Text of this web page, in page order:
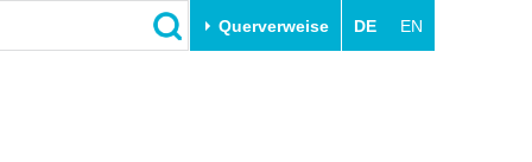
Querverweise DE EN